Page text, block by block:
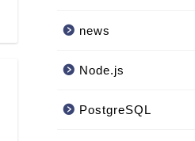
news
Node.js
PostgreSQL